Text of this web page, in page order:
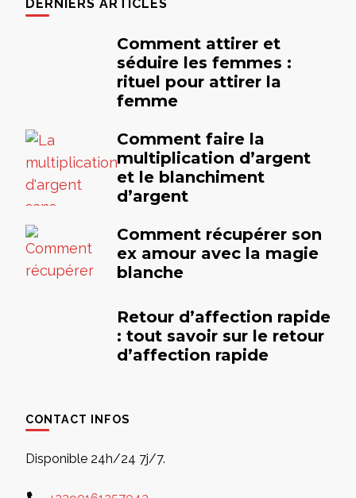
DERNIERS ARTICLES
Comment attirer et
séduire les femmes :
rituel pour attirer la
femme
Comment faire la
multiplication d’argent
et le blanchiment
d’argent
Comment récupérer son
ex amour avec la magie
blanche
Retour d’affection rapide
: tout savoir sur le retour
d’affection rapide
CONTACT INFOS
Disponible 24h/24 7j/7.